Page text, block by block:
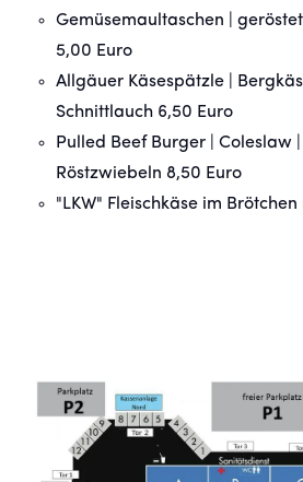
Gemüsemaultaschen |
5,00 Euro
Allgäuer Käsespätzle |
Schnittlauch 6,50 Euro
Pulled Beef Burger | Coleslaw |
Röstzwiebeln 8,50 Euro
"LKW" Fleischkäse im